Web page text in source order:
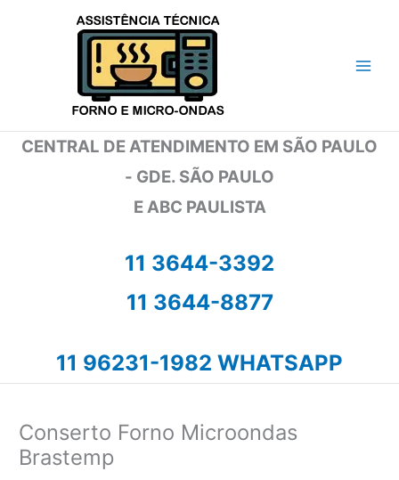
CENTRAL DE ATENDIMENTO EM SÃO PAULO
- GDE. SÃO PAULO
E ABC PAULISTA
11 3644-3392
11 3644-8877
11 96231-1982 WHATSAPP
Conserto Forno Microondas
Brastemp